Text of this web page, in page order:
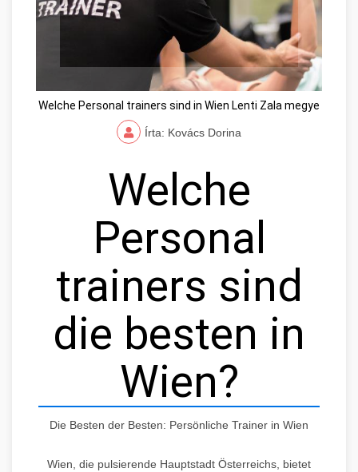
Welche Personal trainers sind in Wien Lenti Zala megye
Írta: Kovács Dorina
Welche
Personal
trainers sind
die besten in
Wien?
Die Besten der Besten: Persönliche Trainer in Wien
Wien, die pulsierende Hauptstadt Österreichs, bietet